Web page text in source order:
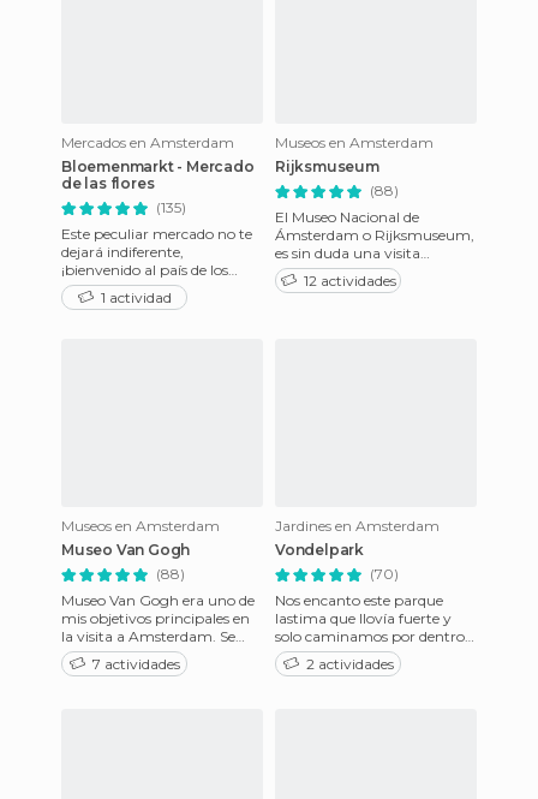
Mercados en Amsterdam
Bloemenmarkt - Mercado
de las flores
(135)
Este peculiar mercado no te
dejará indiferente,
¡bienvenido al país de los
tulipanes! Disfruta de los
colores vivos y alegres de e
1 actividad
Museos en Amsterdam
Rijksmuseum
(88)
El Museo Nacional de
Ámsterdam o Rijksmuseum,
es sin duda una visita
indispensable si se desea
conocer mejor la evolución
12 actividades
Museos en Amsterdam
Museo Van Gogh
(88)
Museo Van Gogh era uno de
mis objetivos principales en
la visita a Amsterdam. Se
encuentra en Museumplein,
hasta donde se puede l
7 actividades
Jardines en Amsterdam
Vondelpark
(70)
Nos encanto este parque
lastima que llovía fuerte y
solo caminamos por dentro
del mismo y no lo hemos
podido disfrutar como nos
2 actividades